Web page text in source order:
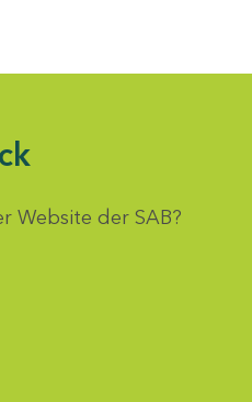
Website der SAB?
auswählen